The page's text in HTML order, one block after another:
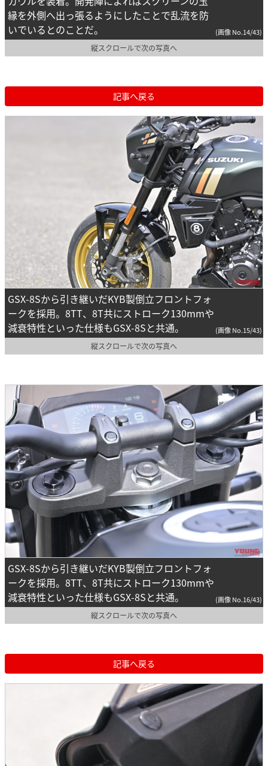
縁を外側へ出っ張るようにしたことで乱流を防
いでいるとのことだ。
(画像 No.14/43)
縦スクロールで次の写真へ
記事へ戻る
GSX-8Sから引き継いだKYB製倒立フロントフォ
ークを採用。8TT、8T共にストローク130mmや
減衰特性といった仕様もGSX-8Sと共通。
(画像 No.15/43)
縦スクロールで次の写真へ
GSX-8Sから引き継いだKYB製倒立フロントフォ
ークを採用。8TT、8T共にストローク130mmや
減衰特性といった仕様もGSX-8Sと共通。
(画像 No.16/43)
縦スクロールで次の写真へ
記事へ戻る